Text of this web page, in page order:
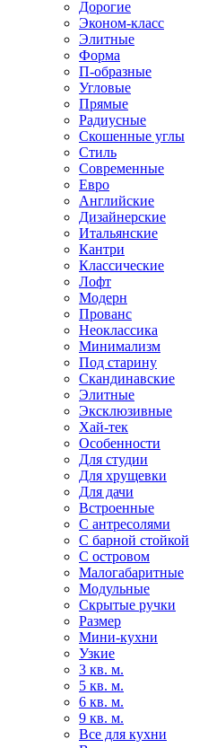
Дорогие
Эконом-класс
Элитные
Форма
П-образные
Угловые
Прямые
Радиусные
Скошенные углы
Стиль
Современные
Евро
Английские
Дизайнерские
Итальянские
Кантри
Классические
Лофт
Модерн
Прованс
Неоклассика
Минимализм
Под старину
Скандинавские
Элитные
Эксклюзивные
Хай-тек
Особенности
Для студии
Для хрущевки
Для дачи
Встроенные
С антресолями
С барной стойкой
С островом
Малогабаритные
Модульные
Скрытые ручки
Размер
Мини-кухни
Узкие
3 кв. м.
5 кв. м.
6 кв. м.
9 кв. м.
Все для кухни